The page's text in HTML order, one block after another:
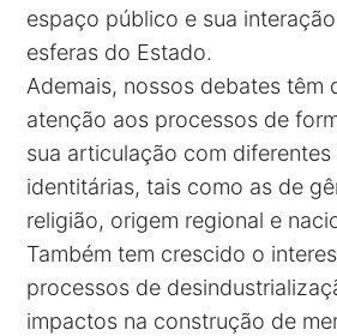
espaço público e sua
esferas do Estado.
Ademais, nossos debates têm
atenção aos processos de
sua articulação com diferentes
identitárias, tais como as de
religião, origem regional e
Também tem crescido o
processos de
impactos na construção de